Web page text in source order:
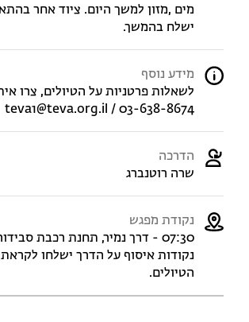
מים ,מזון למשך היום. ציוד אחר
ישלח בהמשך.
מידע נוסף
לשאלות פרטניות על הטיולים, צרו
teva1@teva.org.il / 03-638-8674
הדרכה
שרה רוטנברג
נקודת מפגש
07:30 - דרך נמיר, תחנת רכבת
נקודות איסוף על הדרך ישלחו
הטיולים.